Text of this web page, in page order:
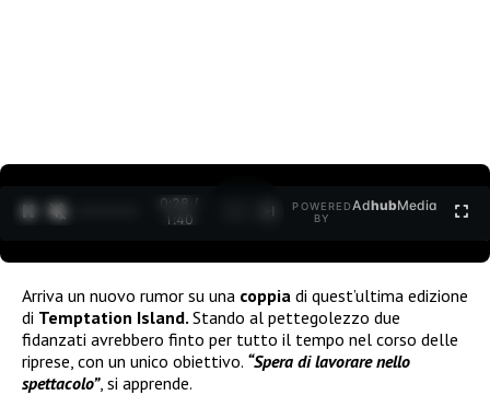
0:29 /
1:40
POWERED
BY
AdhubMedia
Arriva un nuovo rumor su una coppia di quest’ultima edizione
di Temptation Island. Stando al pettegolezzo due
fidanzati avrebbero finto per tutto il tempo nel corso delle
riprese, con un unico obiettivo. “Spera di lavorare nello
spettacolo”, si apprende.